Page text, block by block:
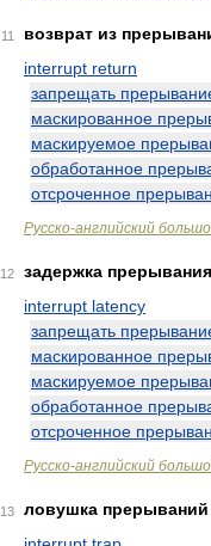
11
возврат из
interrupt return
запрещать
маскированное
маскируемое
обработанное
отсроченное
Русско-английский
12
задержка прерывания
interrupt latency
запрещать
маскированное
маскируемое
обработанное
отсроченное
Русско-английский
13
ловушка прерываний